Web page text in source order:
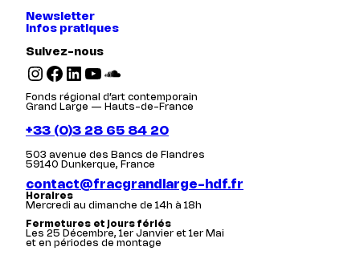
Newsletter
Infos pratiques
Suivez-nous
Instagram Facebook LinkedIn YouTube SoundCloud
Fonds régional d’art contemporain
Grand Large — Hauts-de-France
+33 (0)3 28 65 84 20
503 avenue des Bancs de Flandres
59140 Dunkerque, France
contact@fracgrandlarge-hdf.fr
Horaires
Mercredi au dimanche de 14h à 18h
Fermetures et jours fériés
Les 25 Décembre, 1er Janvier et 1er Mai
et en périodes de montage